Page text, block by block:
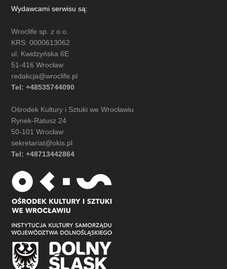
Wydawcami serwisu są:
Wroclife sp. z o.o.
KRS: 0000613062
ul. Kwidzyńska 6E
51-416 Wrocław
redakcja@wroclife.pl
Tel: +48535744090
Ośrodek Kultury i Sztuki we Wrocławiu
Rynek-Ratusz 24
50-101 Wrocław
sekretariat@okis.pl
Tel: +48713442864